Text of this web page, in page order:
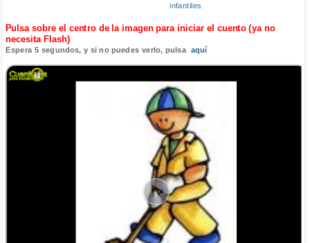
infantiles
Pulsa sobre el centro de la imagen para iniciar el cuento (ya no
necesita Flash)
Espera 5 segundos, y si no puedes verlo, pulsa aquí